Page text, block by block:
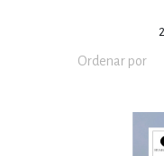
2
Ordenar por